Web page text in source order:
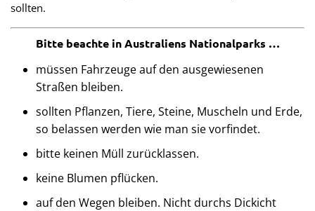
sollten.
Bitte beachte in Australiens Nationalparks …
müssen Fahrzeuge auf den ausgewiesenen
Straßen bleiben.
sollten Pflanzen, Tiere, Steine, Muscheln und Erde,
so belassen werden wie man sie vorfindet.
bitte keinen Müll zurücklassen.
keine Blumen pflücken.
auf den Wegen bleiben. Nicht durchs Dickicht